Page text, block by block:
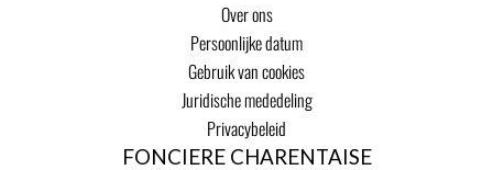
Over ons
Persoonlijke datum
Gebruik van cookies
Juridische mededeling
Privacybeleid
FONCIERE CHARENTAISE